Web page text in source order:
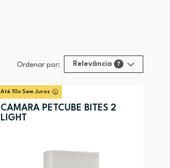
Ordenar por: Relevância ?
Alfabética (Z-A)
Até 10x Sem Juros
CÂMARA PETCUBE BITES 2
LIGHT